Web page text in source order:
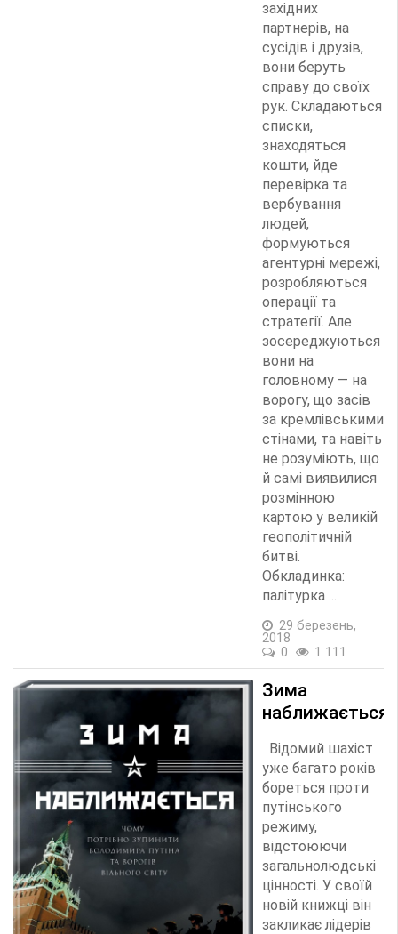
західних
партнерів, на
сусідів і друзів,
вони беруть
справу до своїх
рук. Складаються
списки,
знаходяться
кошти, йде
перевірка та
вербування
людей,
формуються
агентурні мережі,
розробляються
операції та
стратегії. Але
зосереджуються
вони на
головному — на
ворогу, що засів
за кремлівськими
стінами, та навіть
не розуміють, що
й самі виявилися
розмінною
картою у великій
геополітичній
битві.
Обкладинка:
палітурка ...
29 березень,
2018
0
1 111
Зима
наближається
Відомий шахіст
уже багато років
бореться проти
путінського
режиму,
відстоюючи
загальнолюдські
цінності. У своїй
новій книжці він
закликає лідерів